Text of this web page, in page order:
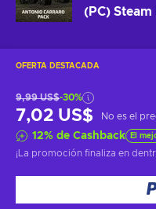
(PC) Steam
OFERTA DESTACADA
9,99 US$-30%
7,02 US$ No es el
12% de Cashback El
¡La promoción finaliza en